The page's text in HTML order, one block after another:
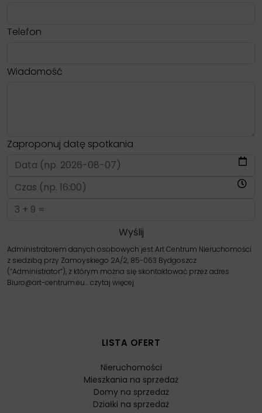
Telefon
Wiadomość
Zaproponuj datę spotkania
Administratorem danych osobowych jest Art Centrum Nieruchomości
z siedzibą przy Zamoyskiego 2A/2, 85-063 Bydgoszcz
(“Administrator”), z którym można się skontaktować przez adres
Biuro@art-centrum.eu…czytaj więcej
LISTA OFERT
Nieruchomości
Mieszkania na sprzedaż
Domy na sprzedaż
Działki na sprzedaż